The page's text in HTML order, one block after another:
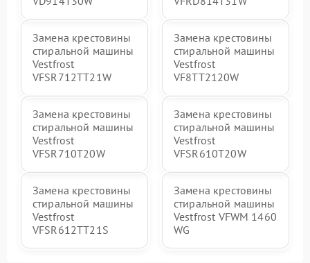
Замена крестовины
стиральной машины
Vestfrost
VFSR712TT21W
Замена крестовины
стиральной машины
Vestfrost
VF8TT2120W
Замена крестовины
стиральной машины
Vestfrost
VFSR710T20W
Замена крестовины
стиральной машины
Vestfrost
VFSR610T20W
Замена крестовины
стиральной машины
Vestfrost
VFSR612TT21S
Замена крестовины
стиральной машины
Vestfrost VFWM 1460
WG